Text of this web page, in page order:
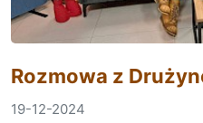
Rozmowa z
19-12-2024